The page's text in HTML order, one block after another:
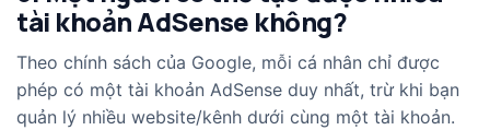
tài khoản AdSense không?
Theo chính sách của Google, mỗi cá nhân chỉ được
phép có một tài khoản AdSense duy nhất, trừ khi bạn
quản lý nhiều website/kênh dưới cùng một tài khoản.